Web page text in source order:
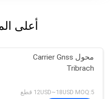
أعلى
محول Carrier Gnss
Tribrach
12USD~18USD MOQ:5 قطع